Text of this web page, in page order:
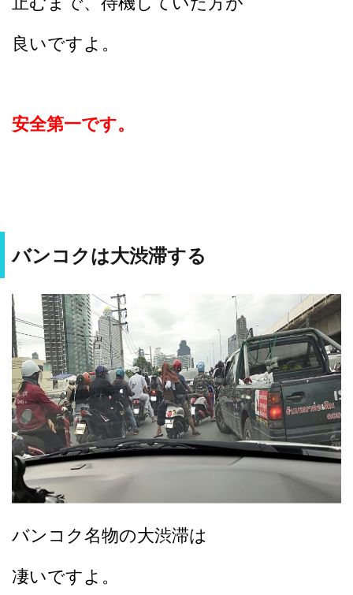
良いですよ。
安全第一です。
バンコクは大渋滞する
バンコク名物の大渋滞は
凄いですよ。